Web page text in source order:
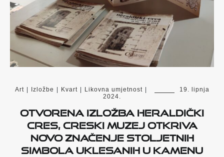
Art Izložbe Kvart Likovna umjetnost
19. lipnja
2024.
Otvorena izložba Heraldički
Cres, Creski muzej otkriva
novo značenje stoljetnih
simbola uklesanih u kamenu